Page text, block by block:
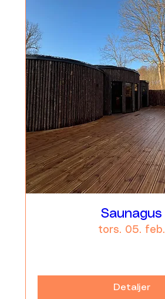
Saunagus
tors. 05. feb.
Detaljer